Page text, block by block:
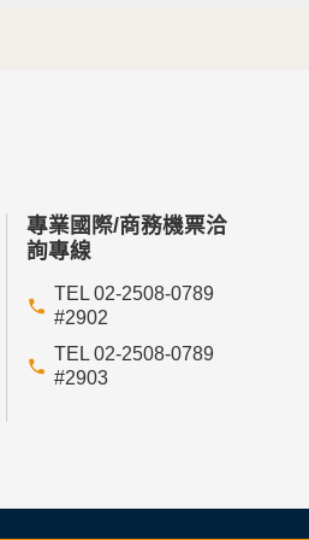
專業國際/商務機票洽
詢專線
TEL 02-2508-0789
#2902
TEL 02-2508-0789
#2903